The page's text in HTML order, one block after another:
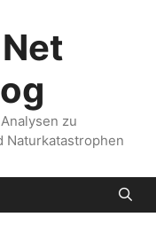
zu
Naturkatastrophen